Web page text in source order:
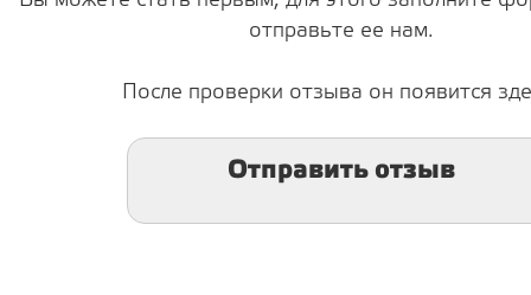
отправьте ее нам.
После проверки отзыва он появится
Отправить отзыв